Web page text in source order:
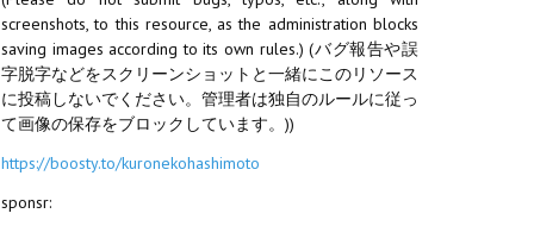
screenshots, to this resource, as the administration blocks
saving images according to its own rules.) (バグ報告や誤
字脱字などをスクリーンショットと一緒にこのリソース
に投稿しないでください。管理者は独自のルールに従っ
て画像の保存をブロックしています。))
https://boosty.to/kuronekohashimoto
sponsr: